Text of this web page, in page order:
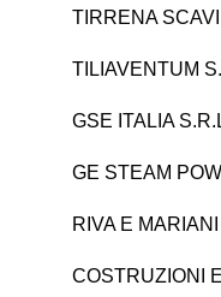
TIRRENA SCAVI
TILIAVENTUM
GSE ITALIA
GE STEAM
RIVA E
COSTRUZIONI